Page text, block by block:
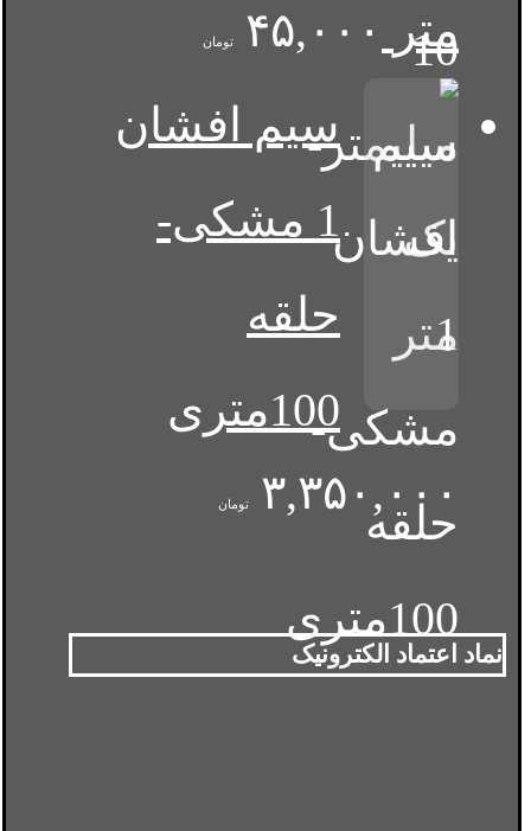
متر
۴۵,۰۰۰ تومان
سیم افشان
1 مشکی-
حلقه
100متری
۳,۳۵۰,۰۰۰
تومان
نماد اعتماد الکترونیک